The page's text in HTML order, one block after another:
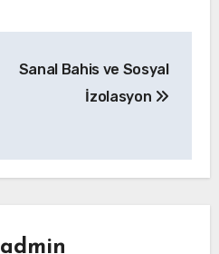
Sanal Bahis ve Sosyal
İzolasyon
admin